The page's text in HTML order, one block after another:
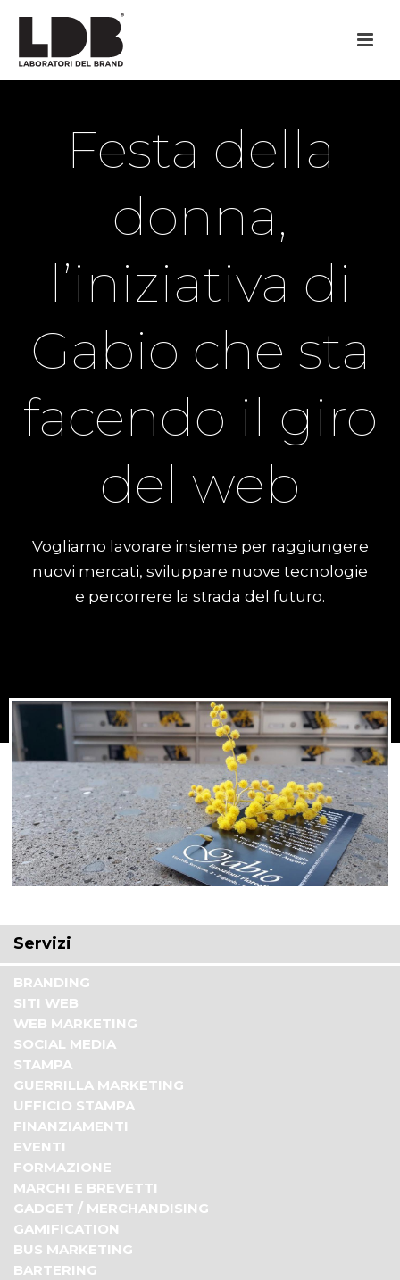
Festa della
donna,
l’iniziativa di
Gabio che sta
facendo il giro
del web
Vogliamo lavorare insieme per raggiungere
nuovi mercati, sviluppare nuove tecnologie
e percorrere la strada del futuro.
Servizi
BRANDING
SITI WEB
WEB MARKETING
SOCIAL MEDIA
STAMPA
GUERRILLA MARKETING
UFFICIO STAMPA
FINANZIAMENTI
EVENTI
FORMAZIONE
MARCHI E BREVETTI
GADGET / MERCHANDISING
GAMIFICATION
BUS MARKETING
BARTERING